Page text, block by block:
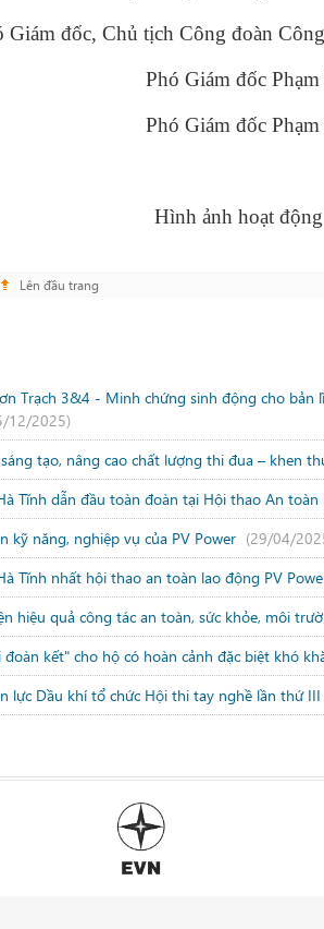
Giám đốc, Chủ tịch Công đoàn
Phó Giám đốc
Phó Giám đốc
Hình ảnh hoạt
Lên đầu trang
Trạch 3&4 - Minh chứng sinh động cho
12/2025)
tạo, nâng cao chất lượng thi đua – khen
Tĩnh dẫn đầu toàn đoàn tại Hội thao An toàn
kỹ năng, nghiệp vụ của PV Power (29/04/
Tĩnh nhất hội thao an toàn lao động PV
hiệu quả công tác an toàn, sức khỏe, môi
kết" cho hộ có hoàn cảnh đặc biệt khó
lực Dầu khí tổ chức Hội thi tay nghề lần thứ